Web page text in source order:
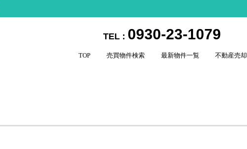
TEL : 0930-23-1079
TOP 売買物件検索 最新物件一覧 不動産売却